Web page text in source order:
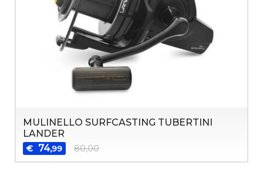
MULINELLO SURFCASTING TUBERTINI
LANDER
€ 74,99 80,00